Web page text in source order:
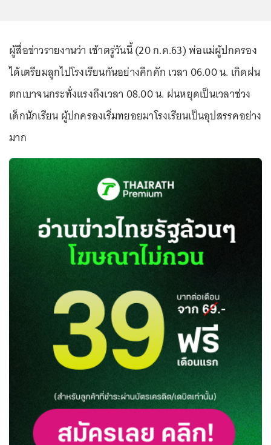
ผู้สื่อข่าวรายงานว่า เช้าตรู่วันนี้ (20 ก.ค.63) พ่อแม่ผู้ปกครอง
ได้เตรียมลูกไปโรงเรียนกันอย่างคึกคัก เวลา 06.00 น. เกิดฝน
ตกเบาจนกระทั่งแรงถึงเวลา 08.00 น. ฝนหยุดเป็นเวลาช่วง
เด็กนักเรียน ผู้ปกครองเริ่มทยอยมาโรงเรียนเป็นอุปสรรคอย่าง
มาก